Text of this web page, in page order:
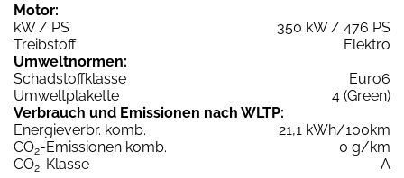
Motor:
kW / PS
350 kW / 476 PS
Treibstoff
Elektro
Umweltnormen:
Schadstoffklasse
Euro6
Umweltplakette
4 (Green)
Verbrauch und Emissionen nach WLTP:
Energieverbr. komb.
21,1 kWh/100km
CO2-Emissionen komb.
0 g/km
CO2-Klasse
A